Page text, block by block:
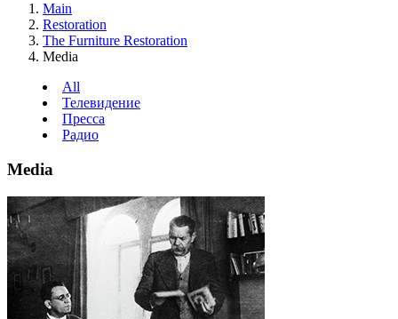
Main
Restoration
The Furniture Restoration
Media
All
Телевидение
Пресса
Радио
Media